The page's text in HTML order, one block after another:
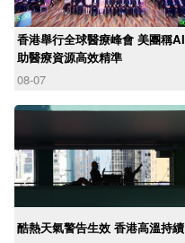
香港舉行全球醫療峰會 美團稱AI
助醫療資源高效精準
08-07
酷熱天氣警告生效 香港高溫持續